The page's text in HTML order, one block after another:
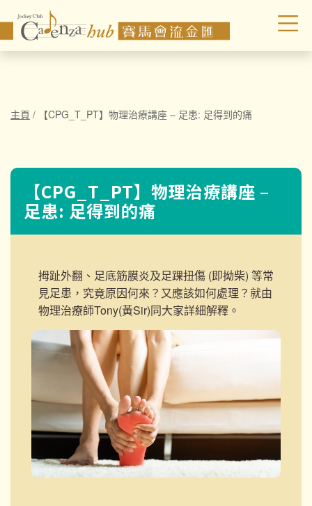
主頁 / 【CPG_T_PT】物理治療講座 – 足患: 足得到的痛
【CPG_T_PT】物理治療講座 –
足患: 足得到的痛
拇趾外翻、足底筋膜炎及足踝扭傷 (即拗柴) 等常
見足患，究竟原因何來？又應該如何處理？就由
物理治療師Tony(黃Sir)同大家詳細解釋。